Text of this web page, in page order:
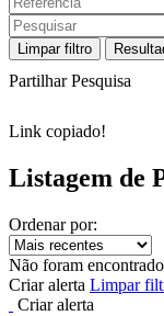
Limpar filtro
Partilhar Pesquisa
Link copiado!
Listagem de
Ordenar por:
Não foram
Criar alerta Limpar
Criar alerta